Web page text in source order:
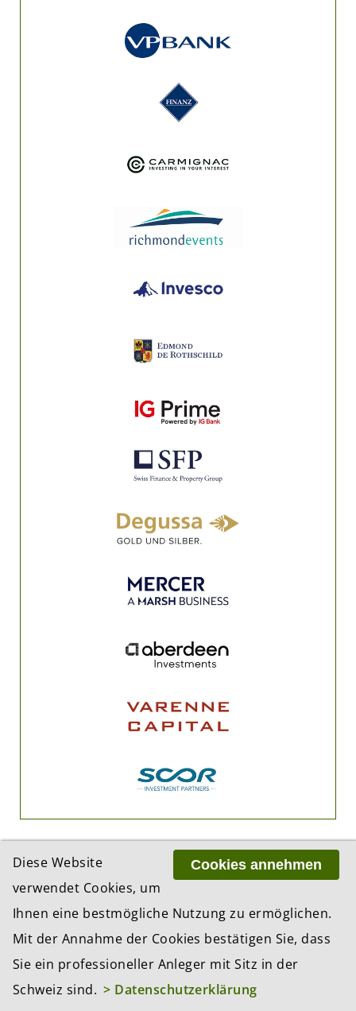
BCP Business Content Production GmbH
Gotthardstrasse 38
8002 Zürich
Cookies annehmen
Diese Website
verwendet Cookies, um
Ihnen eine bestmögliche Nutzung zu ermöglichen.
Mit der Annahme der Cookies bestätigen Sie, dass
Sie ein professioneller Anleger mit Sitz in der
Schweiz sind. > Datenschutzerklärung